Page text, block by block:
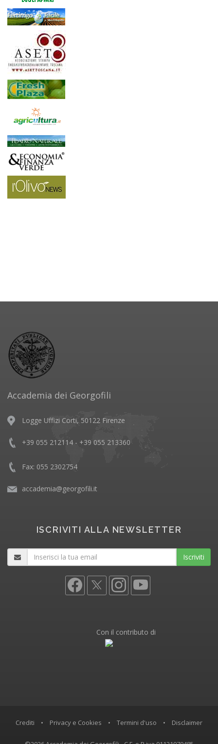
Accademia dei Georgofili
Logge Uffizi Corti, 50122 Firenze
+39 055 212114 - +39 055 213360
Fax: 055 2302754
accademia@georgofili.it
ISCRIVITI ALLA NEWSLETTER
Iscriviti
Con il contributo di
Crediti • Privacy e Cookies • Termini d'uso • Disclaimer